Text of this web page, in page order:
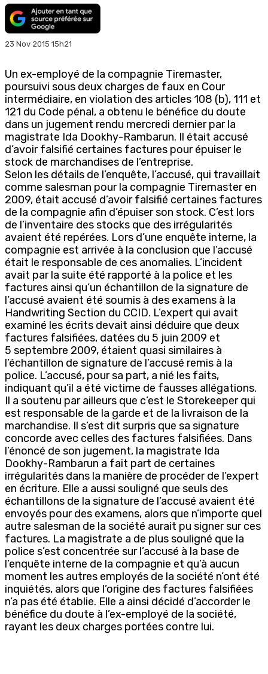
23 Nov 2015 15h21
Un ex-employé de la compagnie Tiremaster,
poursuivi sous deux charges de faux en Cour
intermédiaire, en violation des articles 108 (b), 111 et
121 du Code pénal, a obtenu le bénéfice du doute
dans un jugement rendu mercredi dernier par la
magistrate Ida Dookhy-Rambarun. Il était accusé
d’avoir falsifié certaines factures pour épuiser le
stock de marchandises de l’entreprise.
Selon les détails de l’enquête, l’accusé, qui travaillait
comme salesman pour la compagnie Tiremaster en
2009, était accusé d’avoir falsifié certaines factures
de la compagnie afin d’épuiser son stock. C’est lors
de l’inventaire des stocks que des irrégularités
avaient été repérées. Lors d’une enquête interne, la
compagnie est arrivée à la conclusion que l’accusé
était le responsable de ces anomalies. L’incident
avait par la suite été rapporté à la police et les
factures ainsi qu’un échantillon de la signature de
l’accusé avaient été soumis à des examens à la
Handwriting Section du CCID. L’expert qui avait
examiné les écrits devait ainsi déduire que deux
factures falsifiées, datées du 5 juin 2009 et
5 septembre 2009, étaient quasi similaires à
l’échantillon de signature de l’accusé remis à la
police. L’accusé, pour sa part, a nié les faits,
indiquant qu’il a été victime de fausses allégations.
Il a soutenu par ailleurs que c’est le Storekeeper qui
est responsable de la garde et de la livraison de la
marchandise. Il s’est dit surpris que sa signature
concorde avec celles des factures falsifiées. Dans
l’énoncé de son jugement, la magistrate Ida
Dookhy-Rambarun a fait part de certaines
irrégularités dans la manière de procéder de l’expert
en écriture. Elle a aussi souligné que seuls des
échantillons de la signature de l’accusé avaient été
envoyés pour des examens, alors que n’importe quel
autre salesman de la société aurait pu signer sur ces
factures. La magistrate a de plus souligné que la
police s’est concentrée sur l’accusé à la base de
l’enquête interne de la compagnie et qu’à aucun
moment les autres employés de la société n’ont été
inquiétés, alors que l’origine des factures falsifiées
n’a pas été établie. Elle a ainsi décidé d’accorder le
bénéfice du doute à l’ex-employé de la société,
rayant les deux charges portées contre lui.